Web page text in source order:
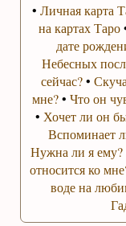
• Личная карта
на картах Таро
дате
Небесных
сейчас?•
мне?• Что он
• Хочет ли он
Вспоминает
Нужна ли я ему?
относится ко
воде на